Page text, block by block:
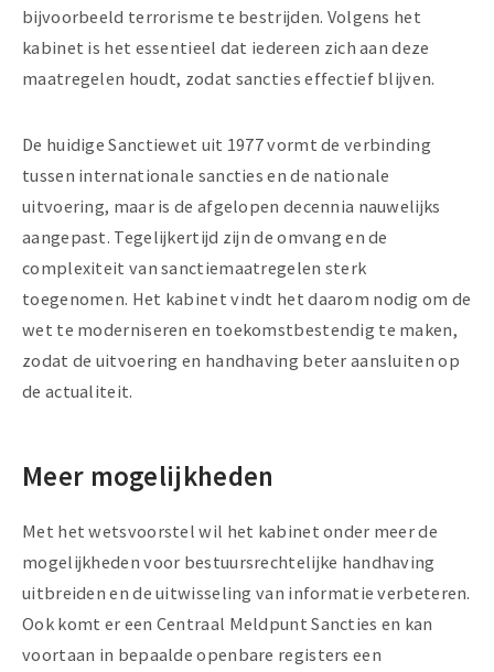
bijvoorbeeld terrorisme te bestrijden. Volgens het
kabinet is het essentieel dat iedereen zich aan deze
maatregelen houdt, zodat sancties effectief blijven.
De huidige Sanctiewet uit 1977 vormt de verbinding
tussen internationale sancties en de nationale
uitvoering, maar is de afgelopen decennia nauwelijks
aangepast. Tegelijkertijd zijn de omvang en de
complexiteit van sanctiemaatregelen sterk
toegenomen. Het kabinet vindt het daarom nodig om de
wet te moderniseren en toekomstbestendig te maken,
zodat de uitvoering en handhaving beter aansluiten op
de actualiteit.
Meer mogelijkheden
Met het wetsvoorstel wil het kabinet onder meer de
mogelijkheden voor bestuursrechtelijke handhaving
uitbreiden en de uitwisseling van informatie verbeteren.
Ook komt er een Centraal Meldpunt Sancties en kan
voortaan in bepaalde openbare registers een